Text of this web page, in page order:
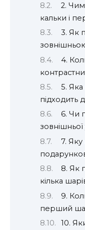
2. Чим
кальки і
3. Як
4.
5.
підходить
6. Чи
7. Яку
8. Як
кілька
9.
перший
10.